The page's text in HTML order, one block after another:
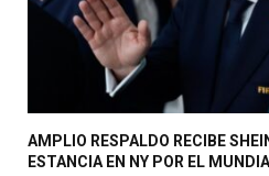
AMPLIO RESPALDO RECIBE
ESTANCIA EN NY POR EL